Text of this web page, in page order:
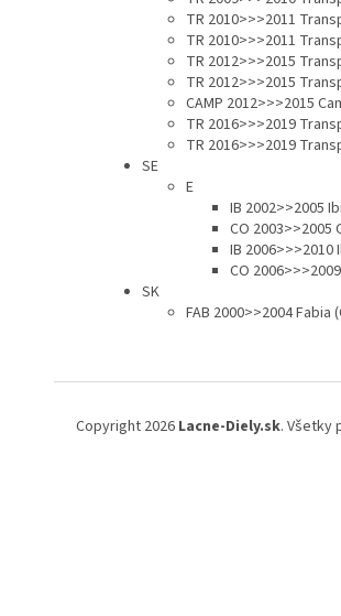
TR 2010>>>2011
TR 2010>>>2011
TR 2012>>>2015
TR 2012>>>2015
CAMP 2012>>>2015
TR 2016>>>2019
TR 2016>>>2019
SE
E
IB 2002>>2005
CO 2003>>2005
IB 2006>>>2010
CO
SK
FAB 2000>>2004
Copyright 2026 Lacne-Diely.sk. Všetky